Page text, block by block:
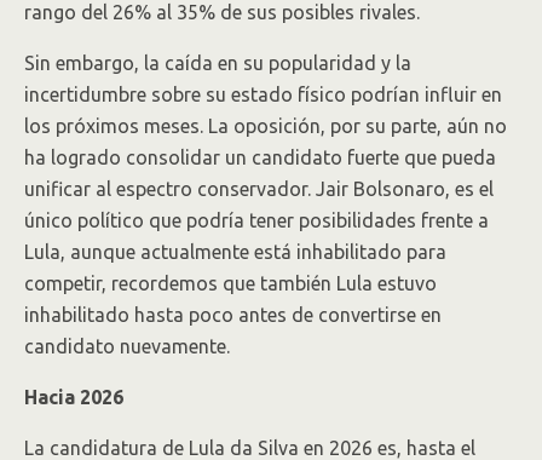
rango del 26% al 35% de sus posibles rivales.
Sin embargo, la caída en su popularidad y la
incertidumbre sobre su estado físico podrían influir en
los próximos meses. La oposición, por su parte, aún no
ha logrado consolidar un candidato fuerte que pueda
unificar al espectro conservador. Jair Bolsonaro, es el
único político que podría tener posibilidades frente a
Lula, aunque actualmente está inhabilitado para
competir, recordemos que también Lula estuvo
inhabilitado hasta poco antes de convertirse en
candidato nuevamente.
Hacia 2026
La candidatura de Lula da Silva en 2026 es, hasta el